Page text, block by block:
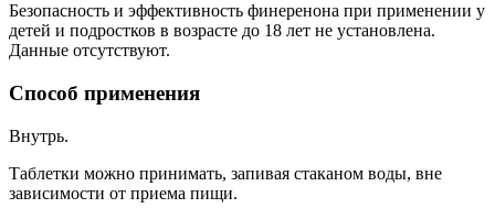
Безопасность и эффективность финеренона при применении у
детей и подростков в возрасте до 18 лет не установлена.
Данные отсутствуют.
Способ применения
Внутрь.
Таблетки можно принимать, запивая стаканом воды, вне
зависимости от приема пищи.